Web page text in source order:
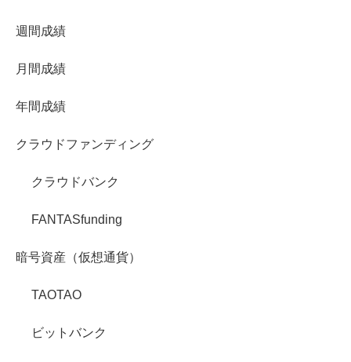
週間成績
月間成績
年間成績
クラウドファンディング
クラウドバンク
FANTASfunding
暗号資産（仮想通貨）
TAOTAO
ビットバンク